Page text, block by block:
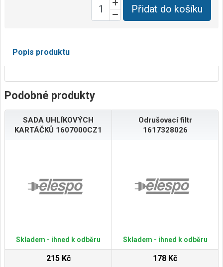
Přidat do košíku
Popis produktu
Podobné produkty
SADA UHLÍKOVÝCH
KARTÁČKŮ 1607000CZ1
Skladem - ihned k odběru
215 Kč
Odrušovací filtr
1617328026
Skladem - ihned k odběru
178 Kč